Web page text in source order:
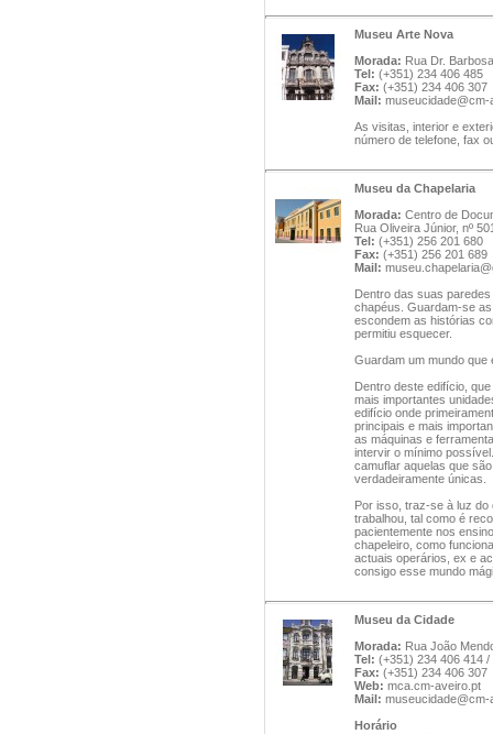
Museu Arte Nova
Morada: Rua Dr.
Tel: (+351) 234 406 485
Fax: (+351) 234 406 307
Mail: museucidade@cm-
As visitas, interior e
número de telefone, fax
Museu da Chapelaria
Morada: Centro de
Rua Oliveira Júnior, nº
Tel: (+351) 256 201 680
Fax: (+351) 256 201 689
Mail:
Dentro das suas
chapéus. Guardam-se
escondem as histórias
permitiu esquecer.
Guardam um mundo que
Dentro deste edifício,
mais importantes
edifício onde
principais e mais
as máquinas e
intervir o mínimo
camuflar aquelas que
verdadeiramente únicas.
Por isso, traz-se à luz do
trabalhou, tal como é
pacientemente nos
chapeleiro, como
actuais operários, ex e
consigo esse mundo
Museu da Cidade
Morada: Rua João
Tel: (+351) 234 406 414
Fax: (+351) 234 406 307
Web: mca.cm-aveiro.pt
Mail: museucidade@cm-
Horário